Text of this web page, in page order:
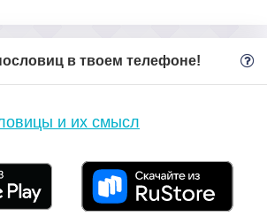
в твоем телефоне!
и их смысл